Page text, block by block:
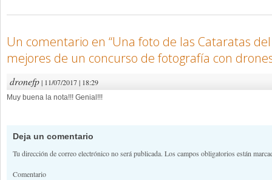
Un comentario en “Una foto de las Cataratas
mejores de un concurso de fotografía con
dronefp| 11/07/2017 | 18:29
Muy buena la nota!!! Genial!!!
Deja un comentario
Tu dirección de correo electrónico no será publicada. Los campos obligatorios están
Comentario